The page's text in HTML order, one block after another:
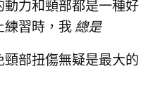
力和頸部都是一種好
練習時，我 總是
部扭傷無疑是最大的